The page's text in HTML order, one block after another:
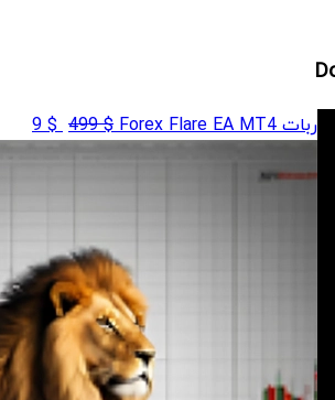
ربات Forex Flare EA MT4 $
499
قیمت
اصلی
$
9 قیمت